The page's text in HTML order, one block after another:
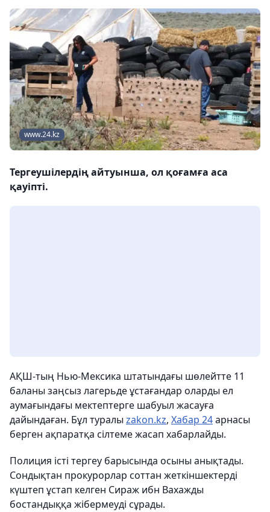
www.24.kz
Тергеушілердің айтуынша, ол қоғамға аса
қауіпті.
АҚШ-тың Нью-Мексика штатындағы шөлейтте 11
баланы заңсыз лагерьде ұстағандар оларды ел
аумағындағы мектептерге шабуыл жасауға
дайындаған. Бұл туралы zakon.kz, Хабар 24арнасы
берген ақпаратқа сілтеме жасап хабарлайды.
Полиция істі тергеу барысында осыны анықтады.
Сондықтан прокурорлар соттан жеткіншектерді
күштеп ұстап келген Сираж ибн Вахажды
бостандыққа жібермеуді сұрады.